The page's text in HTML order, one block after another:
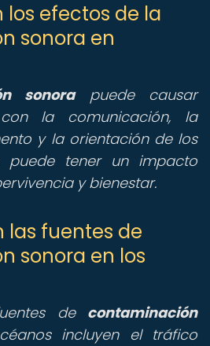
los efectos de la
sonora en
sonorapuede causar
la comunicación, la
y la orientación de los
tener un impacto
y bienestar.
las fuentes de
sonora en los
de contaminación
incluyen el tráfico